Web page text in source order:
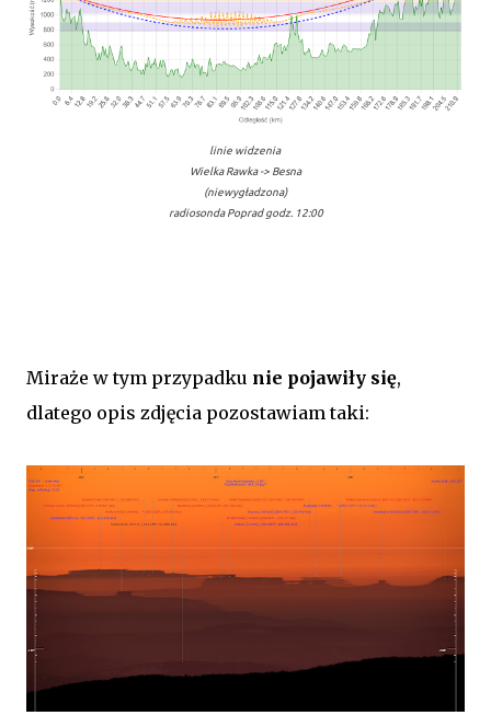
linie widzenia
Wielka Rawka -> Besna
(niewygładzona)
radiosonda Poprad godz. 12:00
Miraże w tym przypadku nie pojawiły się,
dlatego opis zdjęcia pozostawiamtaki: